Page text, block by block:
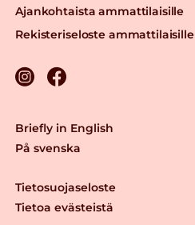
Ajankohtaista ammattilaisille
Rekisteriseloste ammattilaisille
Tietosuojaseloste
Tietoa evästeistä
Briefly in English
På svenska